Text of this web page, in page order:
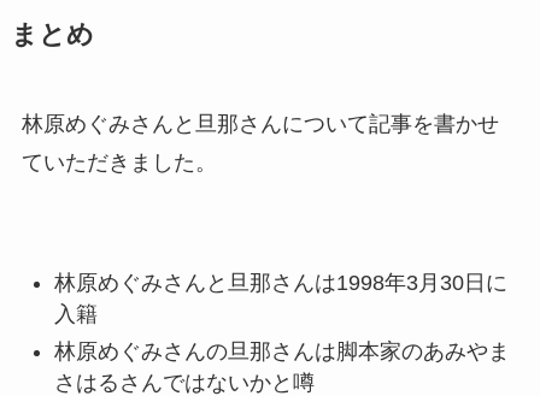
子供も調査！
息子も調査！
福田こうへいの奥さんの顔写
まとめ
林原めぐみさんと旦那さんについて記事を書かせ
ていただきました。
林原めぐみさんと旦那さんは1998年3月30日に
入籍
林原めぐみさんの旦那さんは脚本家のあみやま
さはるさんではないかと噂